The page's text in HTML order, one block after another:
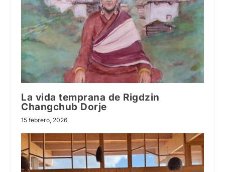
La vida temprana de Rigdzin
Changchub Dorje
15 febrero, 2026